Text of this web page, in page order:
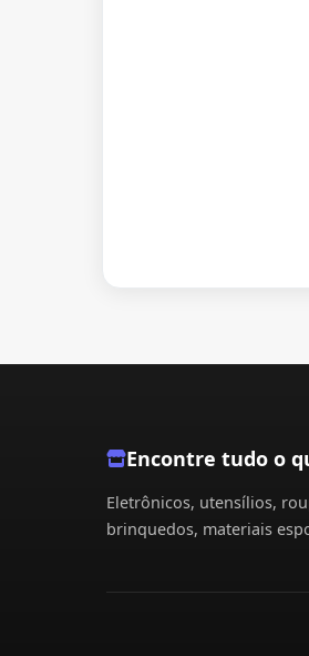
Encontre tudo o
Eletrônicos, utensílios,
brinquedos, materiais